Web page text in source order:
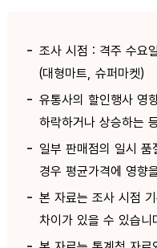
조사 시점 : 격주 수요
(대형마트, 슈퍼마켓)
유통사의 할인행사 영
하락하거나 상승하는
일부 판매점의 일시
경우 평균가격에 영향
본 자료는 조사 시점
차이가 있을 수 있습니